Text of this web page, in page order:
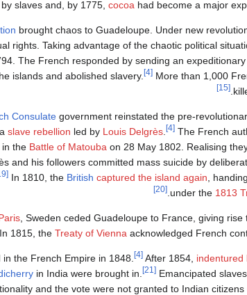
slaves and, by 1775, cocoa had become a major
brought chaos to Guadeloupe. Under new
rights. Taking advantage of the chaotic political
The French responded by sending an
islands and abolished slavery. [4] More than 1,000
[15]
Consulate government reinstated the pre-
slave rebellion led by Louis Delgrès [4] The French
in the Battle of Matouba on 28 May 1802. Realising
and his followers committed mass suicide by
[19] In 1810, the British captured the island again ,
under the 1813
[20]
, Sweden ceded Guadeloupe to France, giving rise
. In 1815, the Treaty of Vienna acknowledged French
the French Empire in 1848. [4] After 1854, indentured
in India were brought in. [21] Emancipated
and the vote were not granted to Indian